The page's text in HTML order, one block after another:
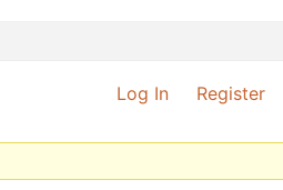
Log In Register